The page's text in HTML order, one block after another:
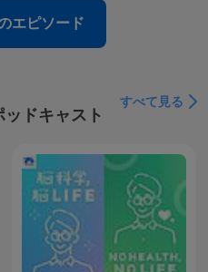
エピソード
ドキャスト
すべて見る